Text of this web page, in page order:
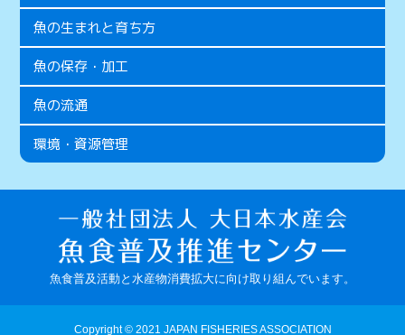
魚の生まれと育ち方
魚の保存・加工
魚の流通
環境・資源管理
魚食普及活動と水産物消費拡大に向け取り組んでいます。
Copyright © 2021 JAPAN FISHERIES ASSOCIATION